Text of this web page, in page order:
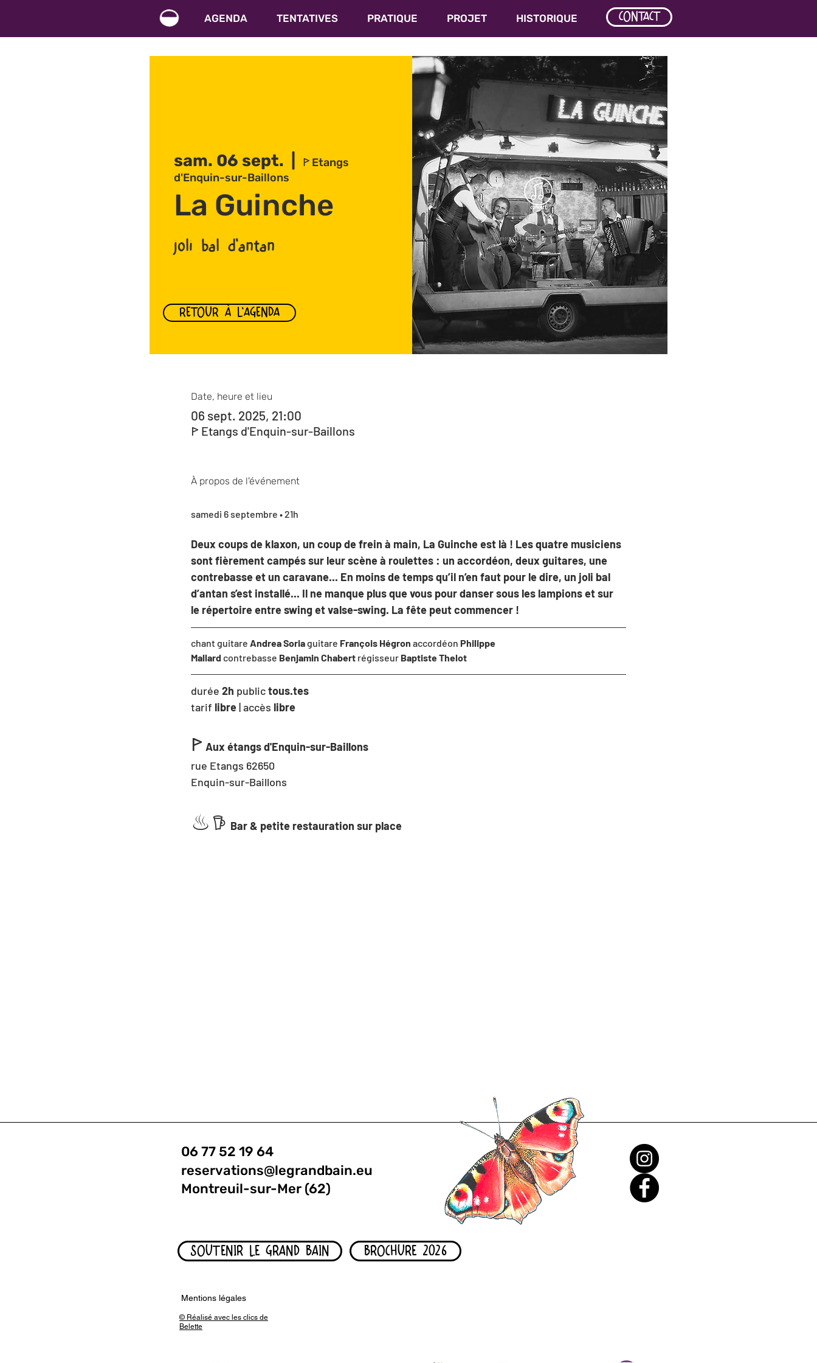
AGENDA TENTATIVES PRATIQUE PROJET HISTORIQUE CONTACT
sam. 06 sept.
ꚰ Etangs
d'Enquin-sur-Baillons
La Guinche
joli bal d'antan
Date, heure et lieu
06 sept. 2025, 21:00
ꚰ Etangs d'Enquin-sur-Baillons
À propos de l'événement
samedi 6 septembre • 21h
Deux coups de klaxon, un coup de frein à main, La Guinche est là ! Les quatre musiciens
sont fièrement campés sur leur scène à roulettes : un accordéon, deux guitares, une
contrebasse et un caravane... En moins de temps qu’il n’en faut pour le dire, un joli bal
d’antan s’est installé... Il ne manque plus que vous pour danser sous les lampions et sur
le répertoire entre swing et valse-swing. La fête peut commencer !
chant guitare Andrea Soria guitare François Hégron accordéon Philippe
Mallard contrebasse Benjamin Chabert régisseur Baptiste Thelot
durée 2h public tous.tes
tarif libre |accès libre
ꚰ Aux étangs d'Enquin-sur-Baillons
rue Etangs 62650
Enquin-sur-Baillons
♨︎𖠚 Bar & petite restauration sur place
RETOUR À L'AGENDA
06 77 52 19 64
reservations@legrandbain.eu
Montreuil-sur-Mer (62)
SOUTENIR LE GRAND BAIN BROCHURE 2026
Mentions légales
© Réalisé avec les clics de
Belette